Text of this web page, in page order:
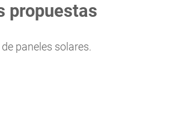
propuestas
paneles solares.